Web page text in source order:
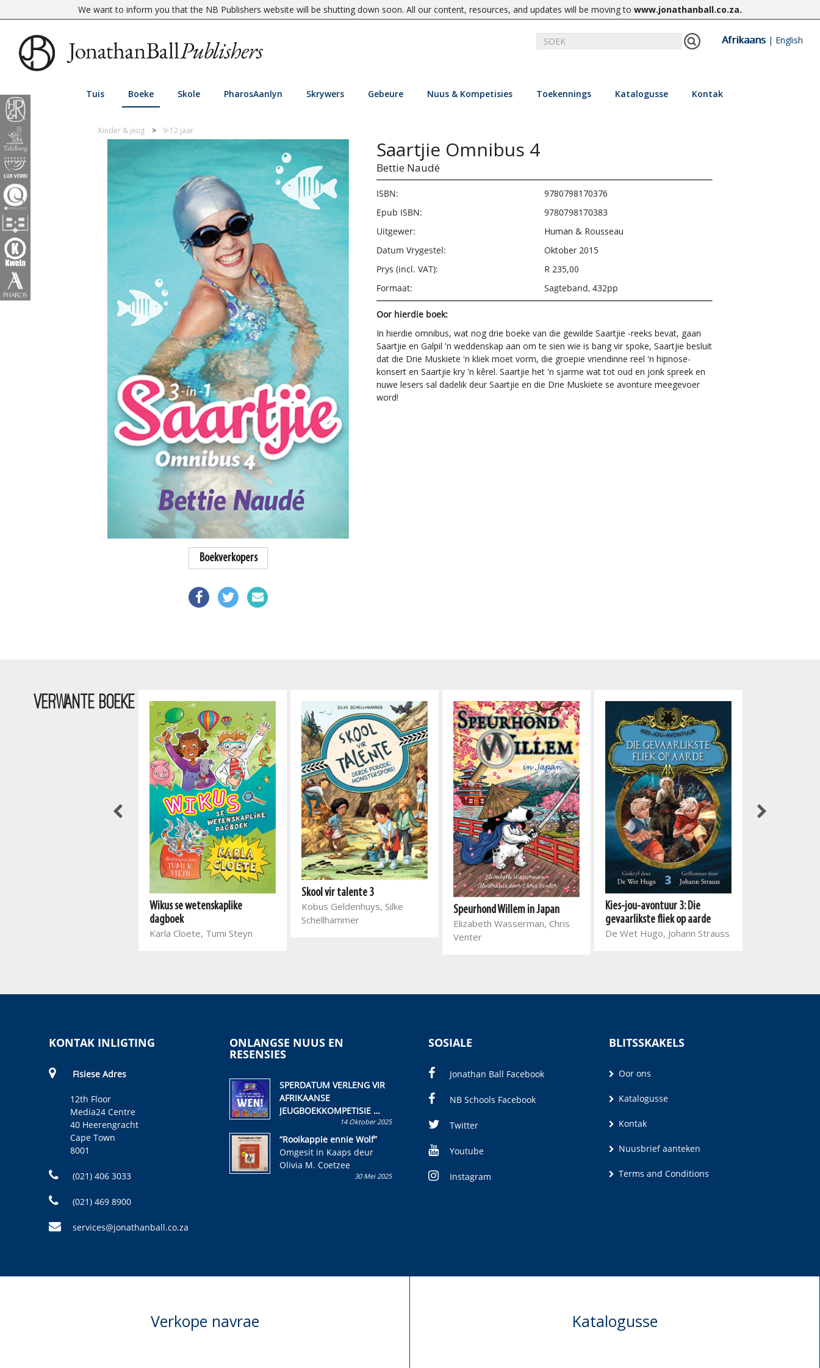
We want to inform you that the NB Publishers website will be shutting down soon. All our content, resources, and updates will be moving to www.jonathanball.co.za.
Afrikaans| English
Tuis Boeke Skole PharosAanlyn Skrywers Gebeure Nuus & Kompetisies Toekennings Katalogusse Kontak
Kinder & jeug 9-12 jaar
Boekverkopers
Saartjie Omnibus 4
Bettie Naudé
ISBN:
9780798170376
Epub ISBN:
9780798170383
Uitgewer:
Human & Rousseau
Datum Vrygestel:
Oktober 2015
Prys (incl. VAT):
R 235,00
Formaat:
Sagteband, 432pp
Oor hierdie boek:
In hierdie omnibus, wat nog drie boeke van die gewilde Saartjie -reeks bevat, gaan
Saartjie en Galpil 'n weddenskap aan om te sien wie is bang vir spoke, Saartjie besluit
dat die Drie Muskiete 'n kliek moet vorm, die groepie vriendinne reel 'n hipnose-
konsert en Saartjie kry 'n kêrel. Saartjie het 'n sjarme wat tot oud en jonk spreek en
nuwe lesers sal dadelik deur Saartjie en die Drie Muskiete se avonture meegevoer
word!
VERWANTE BOEKE
Wikus se wetenskaplike
dagboek
Karla Cloete, Tumi Steyn
Skool vir talente 3
Kobus Geldenhuys, Silke
Schellhammer
Speurhond Willem in Japan
Elizabeth Wasserman, Chris
Venter
Kies-jou-avontuur 3: Die
gevaarlikste fliek op aarde
De Wet Hugo, Johann Strauss
KONTAK INLIGTING
Fisiese Adres
12th Floor
Media24 Centre
40 Heerengracht
Cape Town
8001
(021) 406 3033
(021) 469 8900
services@jonathanball.co.za
ONLANGSE NUUS EN
RESENSIES
SPERDATUM VERLENG VIR
AFRIKAANSE
JEUGBOEKKOMPETISIE
Skryf ’n jeugboek of
kinderboek en staan ’n
kans om R50 000 te wen!
14 Oktober 2025
“Rooikappie ennie Wolf”
Omgesit in Kaaps deur
Olivia M. Coetzee
30 Mei 2025
SOSIALE
Jonathan Ball Facebook
NB Schools Facebook
Twitter
Youtube
Instagram
BLITSSKAKELS
Oor ons
Katalogusse
Kontak
Nuusbrief aanteken
Terms and Conditions
Verkope navrae Katalogusse